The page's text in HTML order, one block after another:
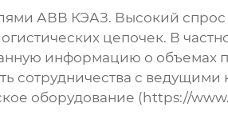
АВВ КЭАЗ. Высокий спрос
цепочек. В
информацию о объемах
сотрудничества с
оборудование (https://